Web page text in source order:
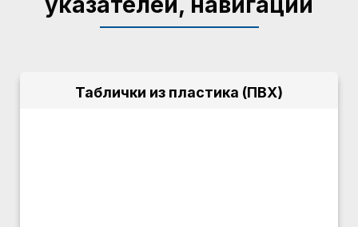
Таблички из пластика (ПВХ)